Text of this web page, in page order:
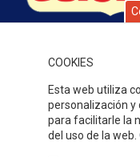
COOKIES
Esta web utiliza
personalización y
para facilitarle la
del uso de la web.
quality of our products,
reputation and
WHERE WE ARE